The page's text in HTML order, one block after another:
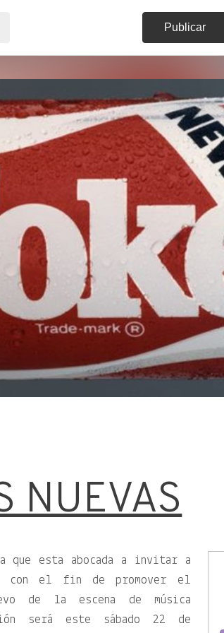
Publicar
NUEVAS
que esta abocada a invitar a
con el fin de promover el
de la escena de música
será este sábado 22 de